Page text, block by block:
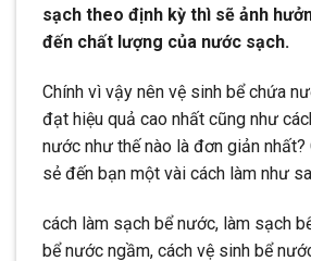
sạch theo định kỳ thì sẽ ảnh
đến chất lượng của nước sạch.
Chính vì vậy nên vệ sinh bể chứa
đạt hiệu quả cao nhất cũng như
nước như thế nào là đơn giản nhất?
sẻ đến bạn một vài cách làm như
cách làm sạch bể nước, làm sạch
bể nước ngầm, cách vệ sinh bể